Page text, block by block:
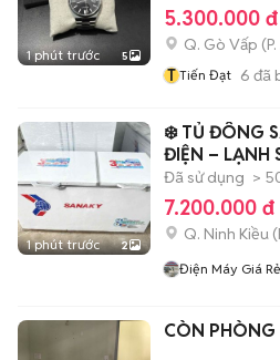
1 phút trước 5
5.300.000 đ
Q. Gò Vấp (
T Tiến Đạt 6 đã
1 phút trước 2
❄️ TỦ ĐÔNG
ĐIỆN – LẠNH
Đã sử dụng >
7.200.000 đ
Q. Ninh Kiều (
Điện Máy Giá
CÒN PHÒNG